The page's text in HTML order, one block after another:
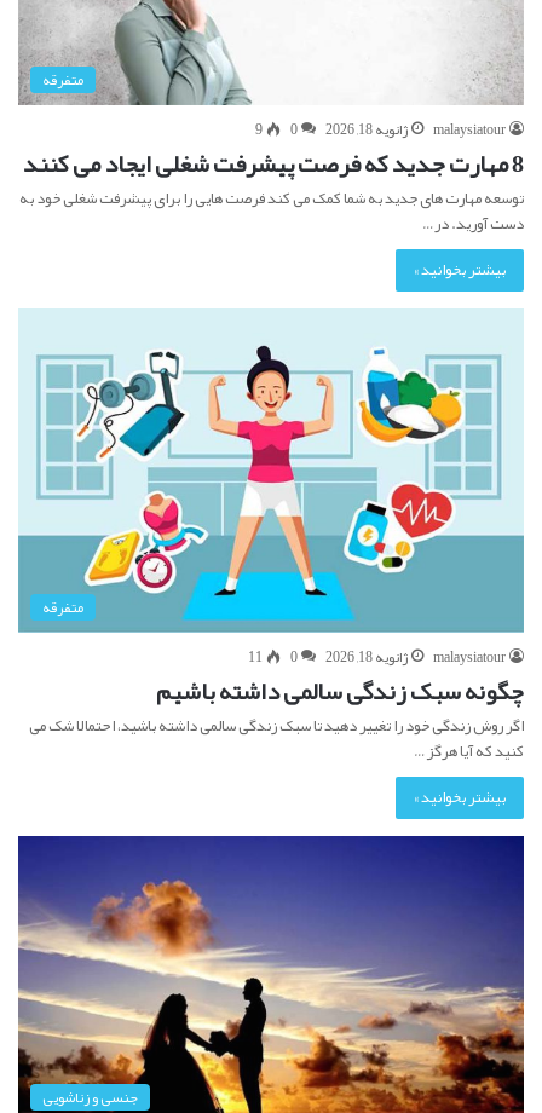
متفرقه
malaysiatour
ژانویه 18, 2026 0
9
8 مهارت جدید که فرصت پیشرفت شغلی ایجاد می کنند
توسعه مهارت های جدید به شما کمک می کند فرصت هایی را برای پیشرفت شغلی خود به
دست آورید. در…
بیشتر بخوانید »
متفرقه
malaysiatour
ژانویه 18, 2026 0
11
چگونه سبک زندگی سالمی داشته باشیم
اگر روش زندگی خود را تغییر دهید تا سبک زندگی سالمی داشته باشید، احتمالا شک می
کنید که آیا هرگز…
بیشتر بخوانید »
جنسی و زناشویی